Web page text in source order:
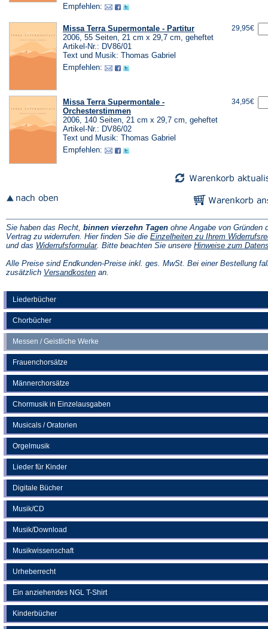
Liederbücher
Chorbücher
Messen / Geistliche Werke
Frauenchorsätze
Männerchorsätze
Chormusik in Einzelausgaben
Musicals / Oratorien
Orgelmusik
Lieder für Kinder
Digitale Bücher
Musik/CD
Musik/Download
Musikwissenschaft
Urheberrecht
Ein anziehendes NGL T-Shirt
Kinderbücher
Empfehlen:
Missa Terra Supermontale - Partitur
2006, 55 Seiten, 21 cm x 29,7 cm, geheftet
Artikel-Nr.: DV86/01
Text und Musik: Thomas Gabriel
Empfehlen:
29,95€
Missa Terra Supermontale -
Orchesterstimmen
2006, 140 Seiten, 21 cm x 29,7 cm, geheftet
Artikel-Nr.: DV86/02
Text und Musik: Thomas Gabriel
Empfehlen:
34,95€
Sie haben das Recht, binnen vierzehn Tagen ohne Angabe von Gründen
Vertrag zu widerrufen. Hier finden Sie die Einzelheiten zu Ihrem
und das Widerrufsformular(Öffnet
einem
neuen
. Bitte beachten Sie unsere Hinweise zum
Alle Preise sind Endkunden-Preise inkl. ges. MwSt. Bei einer Bestellung
zusätzlich Versandkosten(Öffnet
an.